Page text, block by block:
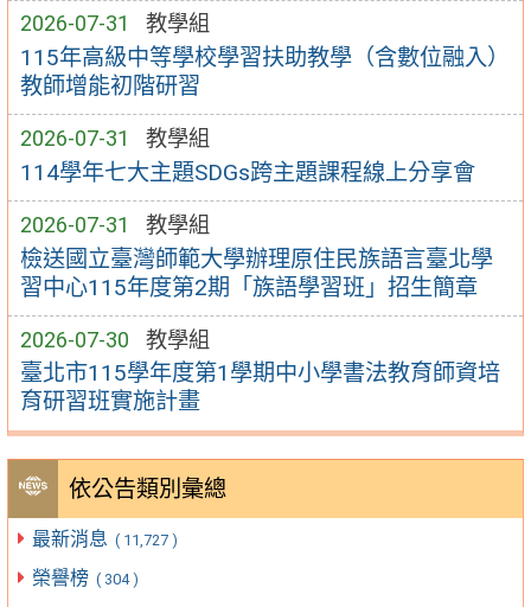
2026-07-31 教學組
115年高級中等學校學習扶助教學（含數位融入）
教師增能初階研習
2026-07-31 教學組
114學年七大主題SDGs跨主題課程線上分享會
2026-07-31 教學組
檢送國立臺灣師範大學辦理原住民族語言臺北學
習中心115年度第2期「族語學習班」招生簡章
2026-07-30 教學組
臺北市115學年度第1學期中小學書法教育師資培
育研習班實施計畫
依公告類別彙總
最新消息 ( 11,727 )
榮譽榜 ( 304 )